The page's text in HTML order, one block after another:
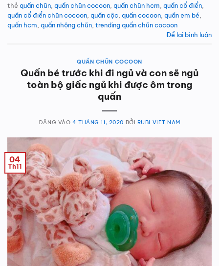
thẻ quấn chũn quấn chũn cocoon quấn chũn hcm quấn cổ điển
quấn cổ điển chũn cocoon quấn cộc quấn cocoon quấn em bé
quấn hcm quấn nhộng chũn trending quấn chũn cocoon
Để lại bình luận
QUẤN CHŨN COCOON
Quấn bé trước khi đi ngủ và con sẽ ngủ
toàn bộ giấc ngủ khi được ôm trong
quấn
ĐĂNG VÀO 4 THÁNG 11, 2020 BỞI RUBI VIET NAM
04
Th11